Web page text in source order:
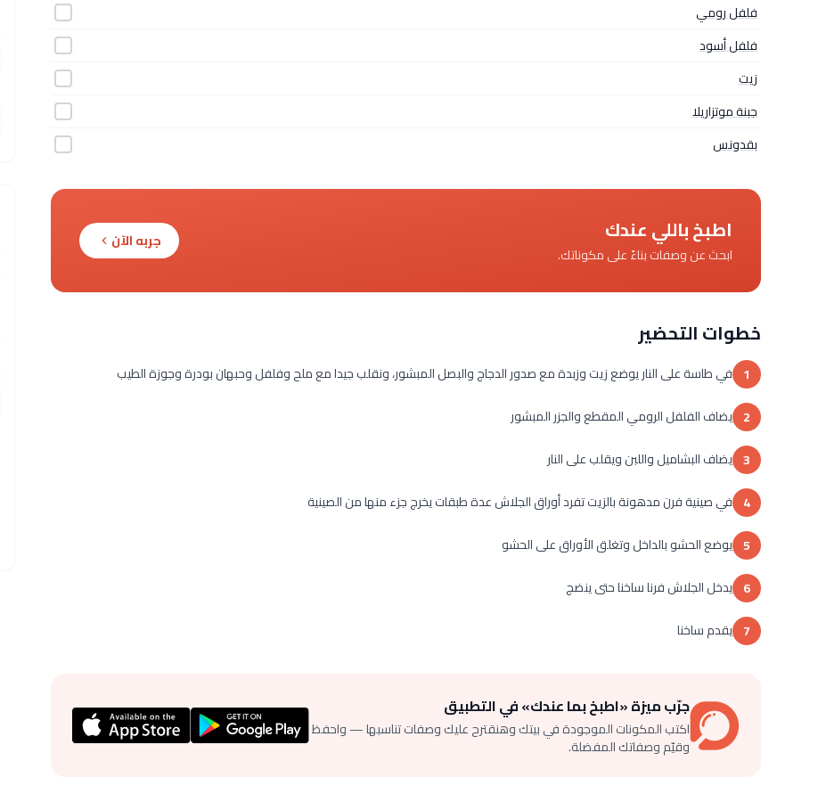
فلفل رومي
فلفل أسود
زيت
جبنة موتزاريلا
بقدونس
اطبخ باللي عندك
ابحث عن وصفات بناءً على مكوناتك.
جربه الآن
خطوات التحضير
1 في طاسة على النار يوضع زيت وزبدة مع صدور الدجاج والبصل المبشور، ونقلب جيدا مع ملح وفلفل وحبهان بودرة وجوزة الطيب
2 يضاف الفلفل الرومي المقطع والجزر المبشور
3 يضاف البشاميل واللبن ويقلب على النار
4 في صينية فرن مدهونة بالزيت تفرد أوراق الجلاش عدة طبقات يخرج جزء منها من الصينية
5 يوضع الحشو بالداخل وتغلق الأوراق على الحشو
6 يدخل الجلاش فرنا ساخنا حتى ينضج
7 يقدم ساخنا
جرّب ميزة «اطبخ بما عندك» في التطبيق
اكتب المكونات الموجودة في بيتك وهنقترح عليك وصفات تناسبها — واحفظ
وقيّم وصفاتك المفضلة.